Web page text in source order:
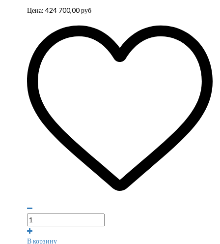
Цена: 424 700,00руб
В корзину